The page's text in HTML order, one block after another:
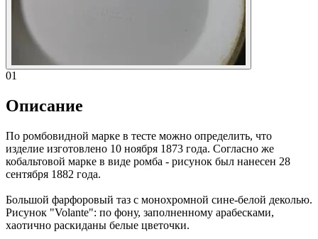
01
Описание
По ромбовидной марке в тесте можно определить, что
изделие изготовлено 10 ноября 1873 года. Согласно же
кобальтовой марке в виде ромба - рисунок был нанесен 28
сентября 1882 года.
Большой фарфоровый таз с монохромной сине-белой деколью.
Рисунок "Volante": по фону, заполненному арабесками,
хаотично раскиданы белые цветочки.